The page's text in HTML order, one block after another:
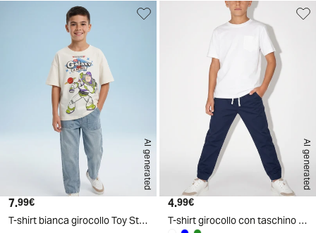
AI generated
Prezzo attuale
7.99€
T-shirt bianca girocollo Toy Story - Bianco latte
AI generated
Prezzo attuale
4.99€
T-shirt girocollo con taschino versatile - Bianco